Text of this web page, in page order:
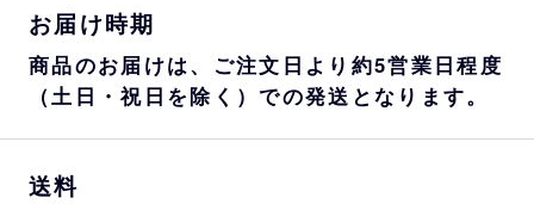
お届け時期
商品のお届けは、ご注文日より約5営業日程度
（土日・祝日を除く）での発送となります。
送料